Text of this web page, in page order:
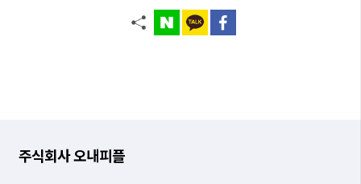
주식회사 오내피플